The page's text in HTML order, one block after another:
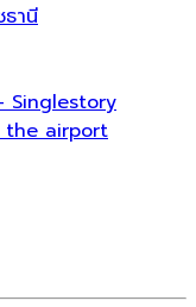
านี
Singlestory
the airport